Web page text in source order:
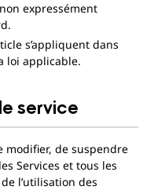
expressément
s’appliquent dans
loi applicable.
service
modifier, de suspendre
Services et tous les
l’utilisation des